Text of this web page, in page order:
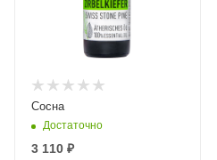
Сосна
Достаточно
3 110 ₽